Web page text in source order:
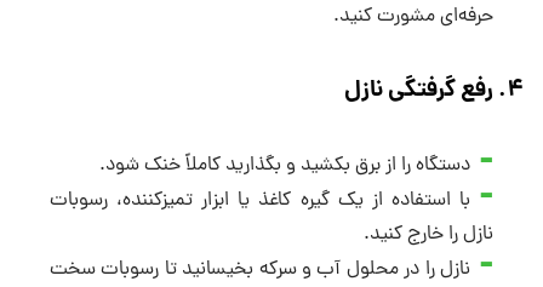
حرفه‌ای مشورت کنید.
۴. رفع گرفتگی نازل
دستگاه را از برق بکشید و بگذارید کاملاً خنک شود.
با استفاده از یک گیره کاغذ یا ابزار تمیزکننده، رسوبات
نازل را خارج کنید.
نازل را در محلول آب و سرکه بخیسانید تا رسوبات سخت